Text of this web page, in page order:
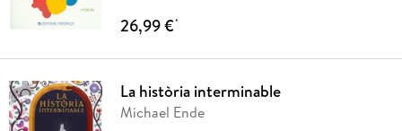
26,99 €*
La història interminable
Michael Ende